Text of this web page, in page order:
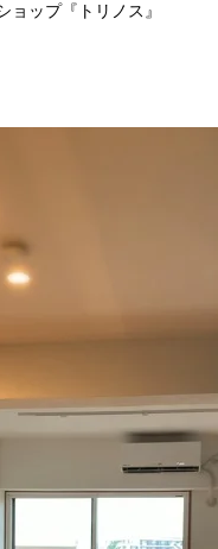
ョップ『トリノス』